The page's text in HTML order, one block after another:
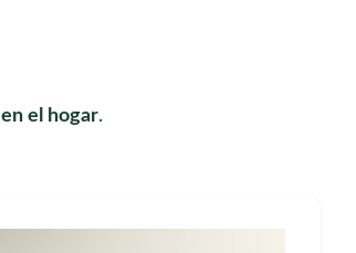
el hogar.